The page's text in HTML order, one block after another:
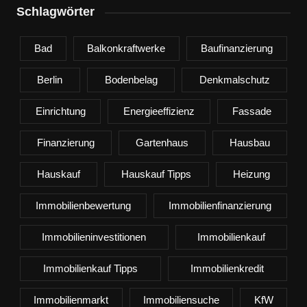
Schlagwörter
Bad Balkonkraftwerke Baufinanzierung
Berlin Bodenbelag Denkmalschutz
Einrichtung Energieeffizienz Fassade
Finanzierung Gartenhaus Hausbau
Hauskauf Hauskauf Tipps Heizung
Immobilienbewertung Immobilienfinanzierung
Immobilieninvestitionen Immobilienkauf
Immobilienkauf Tipps Immobilienkredit
Immobilienmarkt Immobiliensuche KfW